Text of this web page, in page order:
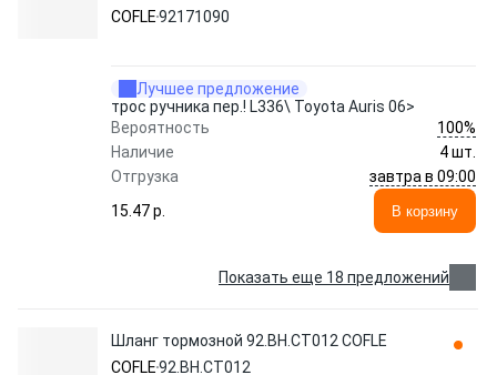
COFLE92171090
Лучшее предложение
трос ручника пер.! L336\ Toyota Auris 06>
Вероятность
100%
Наличие
4 шт.
Отгрузка
завтра в 09:00
15.47 p.
В корзину
Показать еще 18 предложений
Шланг тормозной 92.BH.CT012 COFLE
COFLE92.BH.CT012